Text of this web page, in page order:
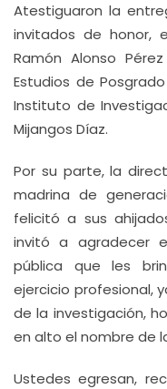
Atestiguaron la
invitados de honor,
Ramón Alonso
Estudios de
Instituto de
Mijangos Díaz.
Por su parte, la
madrina de
felicitó a sus
invitó a agradecer
pública que les
ejercicio profesional,
de la investigación,
en alto el nombre de
Ustedes egresan,